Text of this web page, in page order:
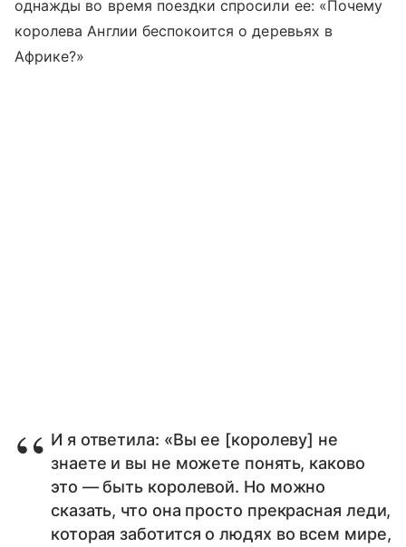
однажды во время поездки спросили ее: «Почему
королева Англии беспокоится о деревьях в
Африке?»
И я ответила: «Вы ее [королеву] не
знаете и вы не можете понять, каково
это — быть королевой. Но можно
сказать, что она просто прекрасная леди,
которая заботится о людях во всем мире,